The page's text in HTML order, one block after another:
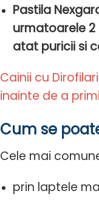
Pastila
urmatoarele
atat puricii si
Cainii cu
inainte de a
Cum se
Cele mai
prin laptele